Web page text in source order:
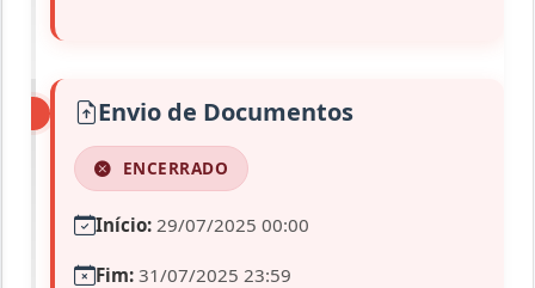
Envio de Documentos
ENCERRADO
Início: 29/07/2025 00:00
Fim: 31/07/2025 23:59